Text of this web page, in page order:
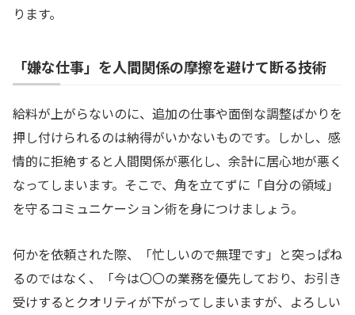
ります。
「嫌な仕事」を人間関係の摩擦を避けて断る技術
給料が上がらないのに、追加の仕事や面倒な調整ばかりを
押し付けられるのは納得がいかないものです。しかし、感
情的に拒絶すると人間関係が悪化し、余計に居心地が悪く
なってしまいます。そこで、角を立てずに「自分の領域」
を守るコミュニケーション術を身につけましょう。
何かを依頼された際、「忙しいので無理です」と突っぱね
るのではなく、「今は〇〇の業務を優先しており、お引き
受けするとクオリティが下がってしまいますが、よろしい